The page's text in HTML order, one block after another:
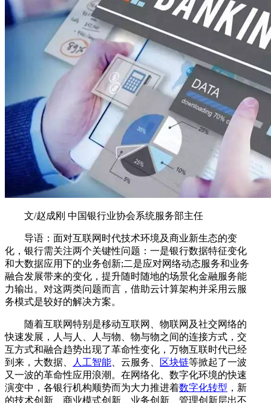
文/赵成刚 中国银行业协会系统服务部主任
导语：面对互联网时代技术环境及商业新生态的变
化，银行需关注两个关键性问题：一是银行数据特征变化
和大数据应用下的业务创新;二是应对网络动态服务和业务
融合发展带来的变化，提升随时随地的场景化金融服务能
力输出。对这两类问题而言，借助云计算架构并采用云服
务模式是较好的解决方案。
随着互联网特别是移动互联网、物联网及社交网络的
快速发展，人与人、人与物、物与物之间的连接方式，交
互方式和融合趋势出现了革命性变化，万物互联时代已经
到来，大数据、
人工智能 、云服务、 区块链等掀起了一波
又一波的革命性应用浪潮。在网络化、数字化环境的快速
演变中，各银行机构顺势而为大力推进着数字化转型 ，新
的技术创新、商业模式创新、业务创新、管理创新层出不